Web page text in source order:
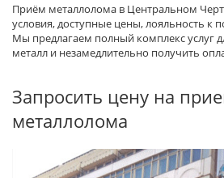
Приём металлолома в Центральном
условия, доступные цены, лояльность к
Мы предлагаем полный комплекс услуг
металл и незамедлительно получить
Запросить цену на
металлолома